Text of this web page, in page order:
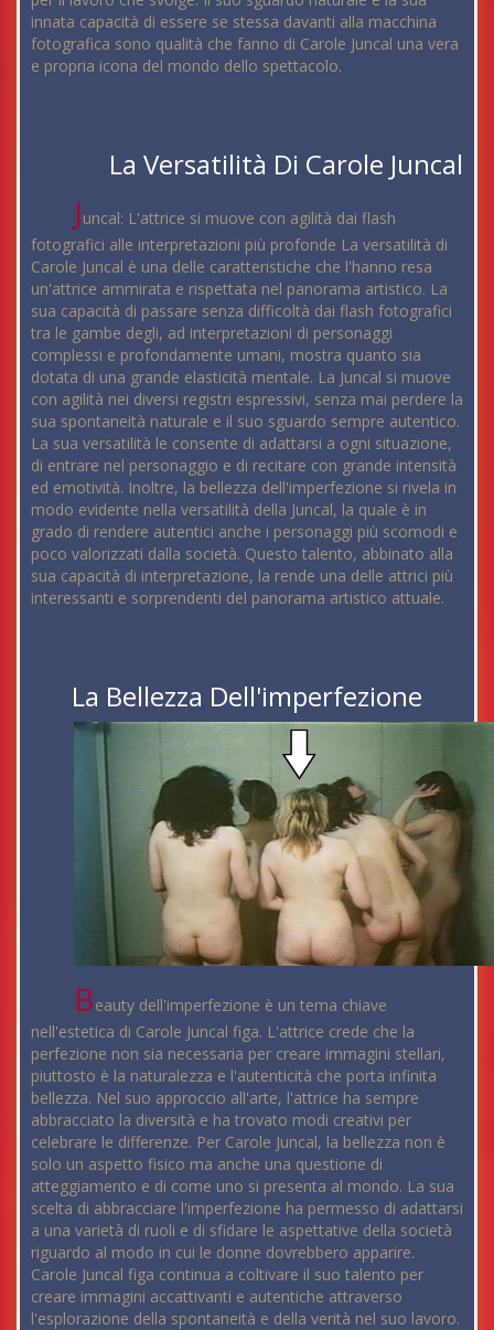
innata capacità di essere se stessa davanti alla macchina
fotografica sono qualità che fanno di Carole Juncal una vera
e propria icona del mondo dello spettacolo.
La Versatilità Di Carole Juncal
Juncal: L'attrice si muove con agilità dai flash
fotografici alle interpretazioni più profonde La versatilità di
Carole Juncal è una delle caratteristiche che l'hanno resa
un'attrice ammirata e rispettata nel panorama artistico. La
sua capacità di passare senza difficoltà dai flash fotografici
tra le gambe degli, ad interpretazioni di personaggi
complessi e profondamente umani, mostra quanto sia
dotata di una grande elasticità mentale. La Juncal si muove
con agilità nei diversi registri espressivi, senza mai perdere la
sua spontaneità naturale e il suo sguardo sempre autentico.
La sua versatilità le consente di adattarsi a ogni situazione,
di entrare nel personaggio e di recitare con grande intensità
ed emotività. Inoltre, la bellezza dell'imperfezione si rivela in
modo evidente nella versatilità della Juncal, la quale è in
grado di rendere autentici anche i personaggi più scomodi e
poco valorizzati dalla società. Questo talento, abbinato alla
sua capacità di interpretazione, la rende una delle attrici più
interessanti e sorprendenti del panorama artistico attuale.
La Bellezza Dell'imperfezione
Beauty dell'imperfezione è un tema chiave
nell'estetica di Carole Juncal figa. L'attrice crede che la
perfezione non sia necessaria per creare immagini stellari,
piuttosto è la naturalezza e l'autenticità che porta infinita
bellezza. Nel suo approccio all'arte, l'attrice ha sempre
abbracciato la diversità e ha trovato modi creativi per
celebrare le differenze. Per Carole Juncal, la bellezza non è
solo un aspetto fisico ma anche una questione di
atteggiamento e di come uno si presenta al mondo. La sua
scelta di abbracciare l'imperfezione ha permesso di adattarsi
a una varietà di ruoli e di sfidare le aspettative della società
riguardo al modo in cui le donne dovrebbero apparire.
Carole Juncal figa continua a coltivare il suo talento per
creare immagini accattivanti e autentiche attraverso
l'esplorazione della spontaneità e della verità nel suo lavoro.